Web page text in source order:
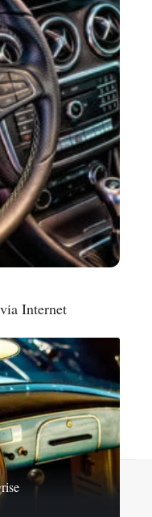
Internet
Sitemap